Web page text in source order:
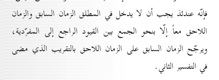
فإنّه عندئذ يجب أن لا يدخل في المطلق الزمان السابق والزمان
اللاحق معاً إلّا بنحو الجمع بين القيود الراجع إلى المفرّدية،
ويرجّح الزمان السابق على الزمان اللاحق بالتقريب الذي مضى
في التفسير الثاني.